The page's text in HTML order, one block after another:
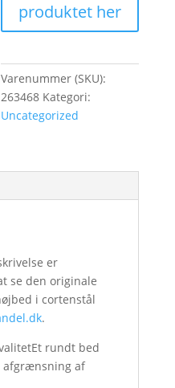
produktet her
Varenummer (SKU):
263468 Kategori:
Uncategorized
er
se den originale
i cortenstål
.
rundt bed
afgrænsning af